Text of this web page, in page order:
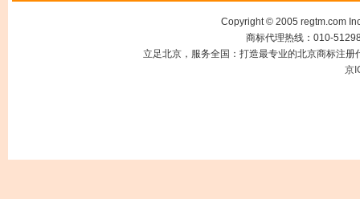
Copyright © 2005 regtm.com
商标代理热线：010-
立足北京，服务全国：打造最专业的北京商标注
京